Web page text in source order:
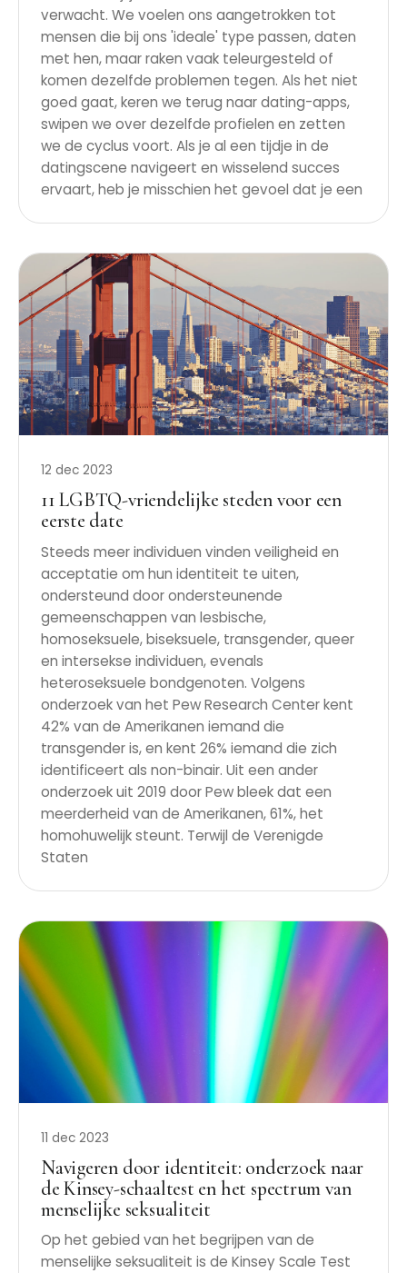
verwacht. We voelen ons aangetrokken tot
mensen die bij ons 'ideale' type passen, daten
met hen, maar raken vaak teleurgesteld of
komen dezelfde problemen tegen. Als het niet
goed gaat, keren we terug naar dating-apps,
swipen we over dezelfde profielen en zetten
we de cyclus voort. Als je al een tijdje in de
datingscene navigeert en wisselend succes
ervaart, heb je misschien het gevoel dat je een
12 dec 2023
11 LGBTQ-vriendelijke steden voor een
eerste date
Steeds meer individuen vinden veiligheid en
acceptatie om hun identiteit te uiten,
ondersteund door ondersteunende
gemeenschappen van lesbische,
homoseksuele, biseksuele, transgender, queer
en intersekse individuen, evenals
heteroseksuele bondgenoten. Volgens
onderzoek van het Pew Research Center kent
42% van de Amerikanen iemand die
transgender is, en kent 26% iemand die zich
identificeert als non-binair. Uit een ander
onderzoek uit 2019 door Pew bleek dat een
meerderheid van de Amerikanen, 61%, het
homohuwelijk steunt. Terwijl de Verenigde
Staten
11 dec 2023
Navigeren door identiteit: onderzoek naar
de Kinsey-schaaltest en het spectrum van
menselijke seksualiteit
Op het gebied van het begrijpen van de
menselijke seksualiteit is de Kinsey Scale Test